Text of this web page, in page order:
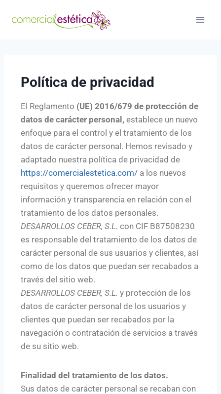
Política de privacidad
El Reglamento (UE) 2016/679 de protección de
datos de carácter personal, establece un nuevo
enfoque para el control y el tratamiento de los
datos de carácter personal. Hemos revisado y
adaptado nuestra política de privacidad de
https://comercialestetica.com/ a los nuevos
requisitos y queremos ofrecer mayor
información y transparencia en relación con el
tratamiento de los datos personales.
DESARROLLOS CEBER, S.L. con CIF B87508230
es responsable del tratamiento de los datos de
carácter personal de sus usuarios y clientes, así
como de los datos que puedan ser recabados a
través del sitio web.
DESARROLLOS CEBER, S.L. y protección de los
datos de carácter personal de los usuarios y
clientes que puedan ser recabados por la
navegación o contratación de servicios a través
de su sitio web.
Finalidad del tratamiento de los datos.
Sus datos de carácter personal se recaban con